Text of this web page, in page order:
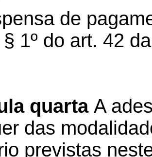
de
1º do art. 42
quarta A
das
previstas